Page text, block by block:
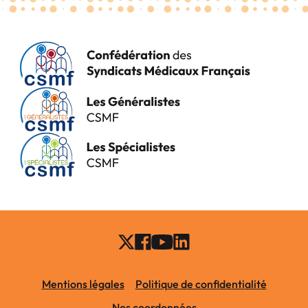
Mentions légales
Politique de confidentialité